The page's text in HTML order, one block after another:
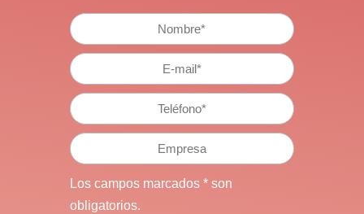
Los campos marcados * son
obligatorios.